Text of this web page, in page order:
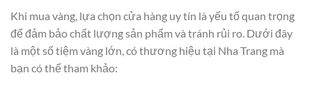
Khi mua vàng, lựa chọn cửa hàng uy tín là yếu tố quan trọng
để đảm bảo chất lượng sản phẩm và tránh rủi ro. Dưới đây
là một số tiệm vàng lớn, có thương hiệu tại Nha Trang mà
bạn có thể tham khảo: